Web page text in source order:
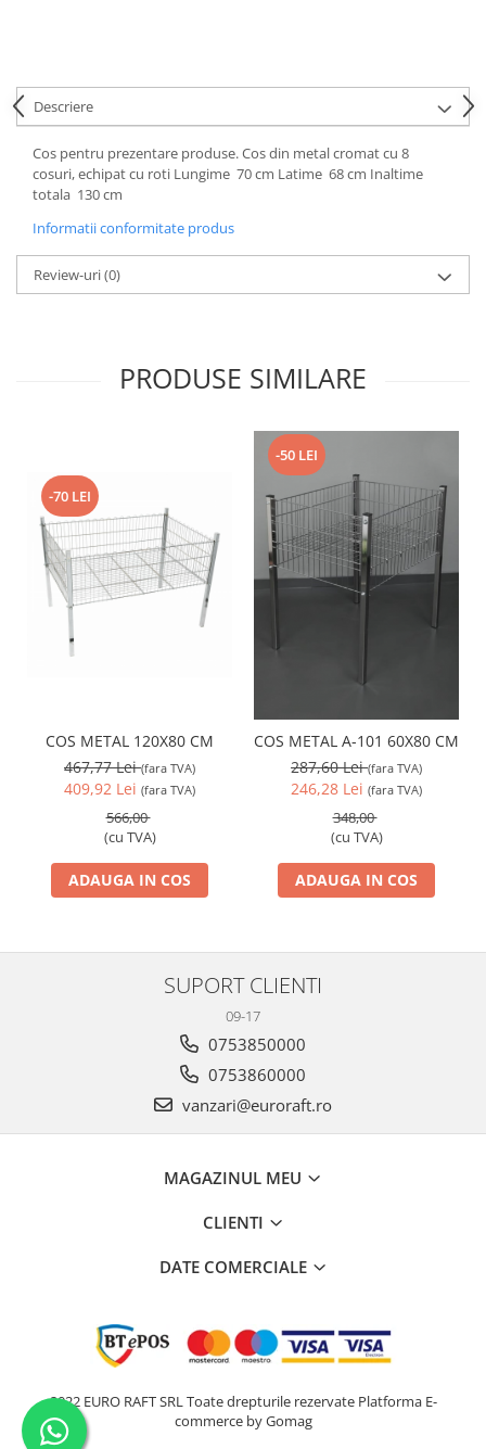
Descriere
Cos pentru prezentare produse. Cos din metal cromat cu 8
cosuri, echipat cu roti Lungime 70 cm Latime 68 cm Inaltime
totala 130 cm
Informatii conformitate produs
Review-uri(0)
PRODUSE SIMILARE
-70 LEI
COS METAL 120X80 CM
467,77 Lei(fara TVA)
409,92 Lei (fara TVA)
566,00
(cu TVA)
ADAUGA IN COS
-50 LEI
COS METAL A-101 60X80 CM
287,60 Lei(fara TVA)
246,28 Lei (fara TVA)
348,00
(cu TVA)
ADAUGA IN COS
SUPORT CLIENTI
09-17
0753850000
0753860000
vanzari@euroraft.ro
MAGAZINUL MEU
CLIENTI
DATE COMERCIALE
2022 EURO RAFT SRL Toate drepturile rezervate Platforma E-
commerce by Gomag